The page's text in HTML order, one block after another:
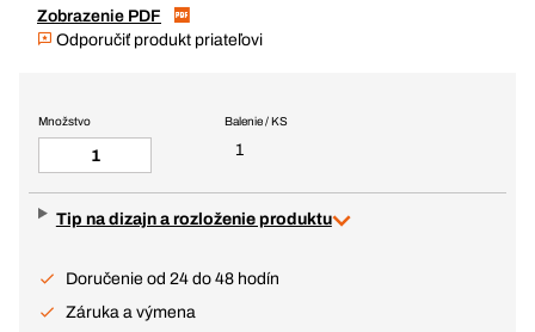
Zobrazenie PDF
Odporučiť produkt priateľovi
Balenie / KS
1
Množstvo
Tip na dizajn a rozloženie produktu
Doručenie od 24 do 48 hodín
Záruka a výmena